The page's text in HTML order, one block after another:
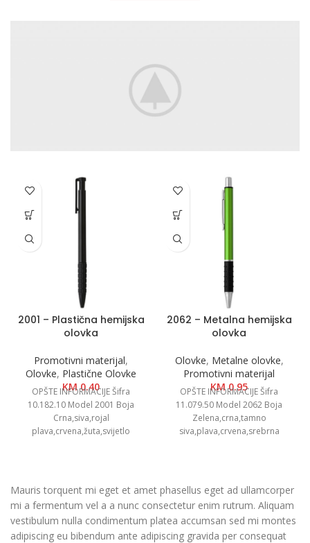
2001 – Plastična hemijska
olovka
Promotivni materijal,
Olovke, Plastične Olovke
KM0.40
OPŠTE INFORMACIJE Šifra
10.182.10 Model 2001 Boja
Crna,siva,rojal
plava,crvena,žuta,svijetlo
2062 – Metalna hemijska
olovka
Olovke, Metalne olovke,
Promotivni materijal
KM0.95
OPŠTE INFORMACIJE Šifra
11.079.50 Model 2062 Boja
Zelena,crna,tamno
siva,plava,crvena,srebrna
Mauris torquent mi eget et amet phasellus eget ad ullamcorper
mi a fermentum vel a a nunc consectetur enim rutrum. Aliquam
vestibulum nulla condimentum platea accumsan sed mi montes
adipiscing eu bibendum ante adipiscing gravida per consequat